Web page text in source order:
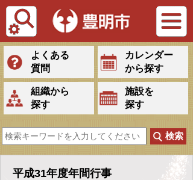
Tiếng Việt
よくある
質問
カレンダー
から探す
組織から
探す
施設を
探す
平成31年度年間行事